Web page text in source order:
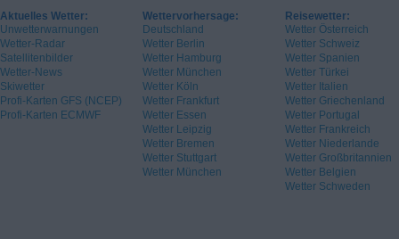
Aktuelles Wetter:
Unwetterwarnungen
Wetter-Radar
Satellitenbilder
Wetter-News
Skiwetter
Profi-Karten GFS (NCEP)
Profi-Karten ECMWF
Wettervorhersage:
Deutschland
Wetter Berlin
Wetter Hamburg
Wetter München
Wetter Köln
Wetter Frankfurt
Wetter Essen
Wetter Leipzig
Wetter Bremen
Wetter Stuttgart
Wetter München
Reisewetter:
Wetter Österreich
Wetter Schweiz
Wetter Spanien
Wetter Türkei
Wetter Italien
Wetter Griechenland
Wetter Portugal
Wetter Frankreich
Wetter Niederlande
Wetter Großbritannien
Wetter Belgien
Wetter Schweden